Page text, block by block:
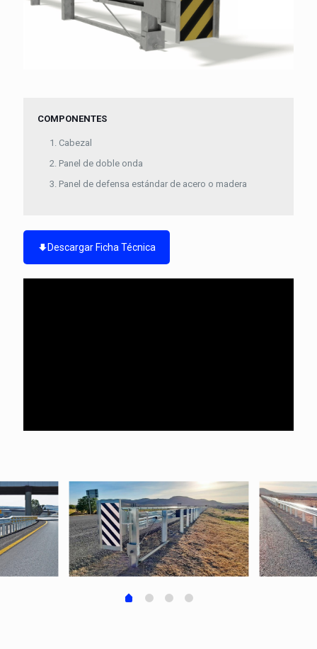
COMPONENTES
Cabezal
Panel de doble onda
Panel de defensa estándar de acero o madera
Descargar Ficha Técnica